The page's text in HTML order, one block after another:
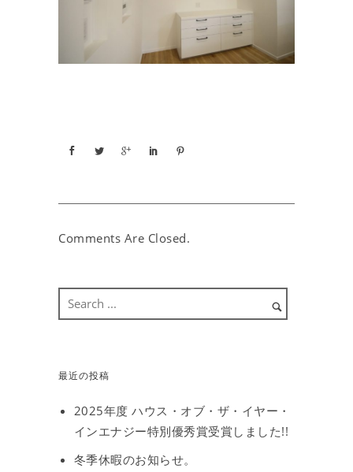
Comments Are Closed.
最近の投稿
2025年度 ハウス・オブ・ザ・イヤー・
インエナジー特別優秀賞受賞しました!!
冬季休暇のお知らせ。